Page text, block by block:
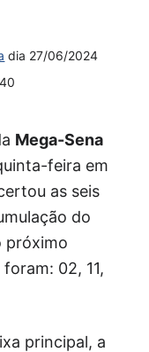
dia 27/06/2024
Mega-Sena
feira em
as seis
do
próximo
02, 11,
principal, a